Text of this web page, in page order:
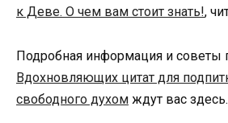
к Деве. О чем вам стоит знать!,
Подробная информация и советы
Вдохновляющих цитат для
свободного духом ждут вас здесь.